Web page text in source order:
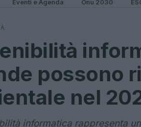
Eventi e Agenda Onu 2030
possono
nel
informatica rappresenta